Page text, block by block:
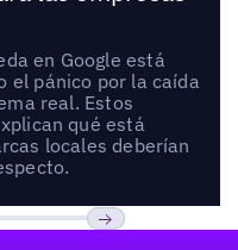
en Google está
el pánico por la caída
real. Estos
qué está
locales deberían